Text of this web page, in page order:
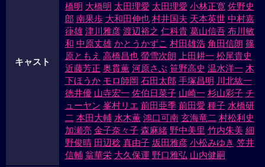
キャスト
橋明 大橋明 太田理愛 太田理愛 小林正寛 佐野史
郎 南果歩 大和田伸也 村井国夫 天本英世 中村嘉
葎雄 津川雅彦 渡辺裕之 仁科貴 葛山信吾 布川敏
和 中原丈雄 かとうかずこ 村田雄浩 角田信朗 篠
原ともえ 高橋昌也 螢雪次朗 上田耕一 松尾貴史
近藤芳正 奥貫薫 河原さぶ 笹野高史 温水洋一 木
下ほうか モロ師岡 石田太郎 手塚昌明 川北紘一
徳井優 山寺宏一 佐伯日菜子 山崎一 杉山彩子 チ
ューヤン 峯村リエ 前田亜季 前田愛 種子 水橋研
二 本田大輔 水木薫 鴻口可南 玄海竜二 村松利史
加瀬亮 金子奈々子 森麻緒 野中美里 竹内朱美 細
野俊晴 田辺稔 真由子 坂田雅彦 小松みゆき 笠井
信輔 翁華栄 大久保運 野口雅弘 山内健嗣